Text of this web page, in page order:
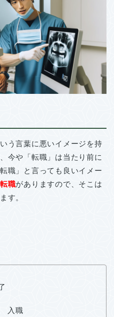
う言葉に悪いイメージを持
今や「転職」は当たり前に
職」と言っても良いイメー
職がありますので、そこは
す。
入職